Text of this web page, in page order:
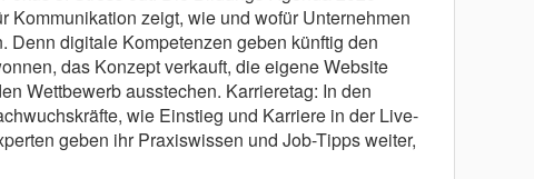
Kommunikation zeigt, wie und wofür Unternehmen
Denn digitale Kompetenzen geben künftig den
das Konzept verkauft, die eigene Website
Wettbewerb ausstechen. Karrieretag: In den
wie Einstieg und Karriere in der Live-
geben ihr Praxiswissen und Job-Tipps weiter,